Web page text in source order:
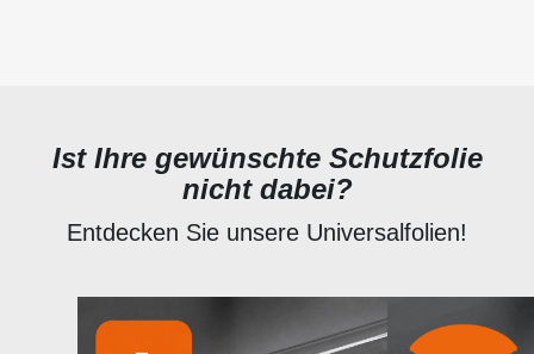
Ist Ihre gewünschte Schutzfolie
nicht dabei?
Entdecken Sie unsere Universalfolien!